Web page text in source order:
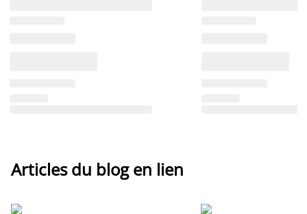
Articles du blog en lien